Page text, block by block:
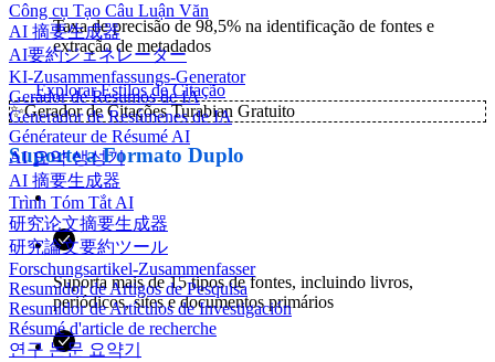
Công cụ Tạo Câu Luận Văn
AI 摘要生成器
AI要約ジェネレーター
KI-Zusammenfassungs-Generator
Gerador de Resumos de IA
Generador de Resúmenes de IA
Générateur de Résumé AI
AI 요약 생성기
AI 摘要生成器
Trình Tóm Tắt AI
研究论文摘要生成器
研究論文要約ツール
Forschungsartikel-Zusammenfasser
Resumidor de Artigos de Pesquisa
Resumidor de Artículos de Investigación
Résumé d'article de recherche
연구 논문 요약기
Taxa de precisão de 98,5% na identificação de fontes e
extração de metadados
Explorar Estilos de Citação
✨Gerador de Citações Turabian Gratuito
Suporte a Formato Duplo
Suporta mais de 15 tipos de fontes, incluindo livros,
periódicos, sites e documentos primários